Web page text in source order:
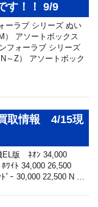
す！！ 9/9
ーラブ シリーズ ぬい
） アソートボックス
フォーラブ シリーズ
～Z） アソートボック
取情報 4/15現
EL版 ﾈｵﾝ 34,000
ﾜｲﾄ 34,000 26,500
ﾞｰ 30,000 22,500 N …